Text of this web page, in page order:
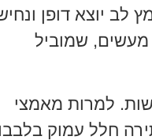
יוצא דופן
מעשים, שמוביל
למרות מאמצי
חלל עמוק